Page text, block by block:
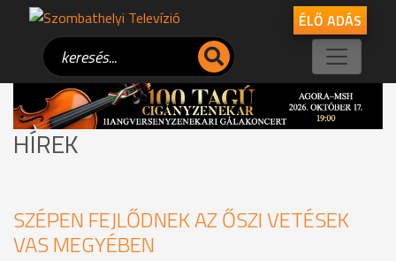
ÉLŐ ADÁS
HÍREK
SZÉPEN FEJLŐDNEK AZ ŐSZI VETÉSEK
VAS MEGYÉBEN